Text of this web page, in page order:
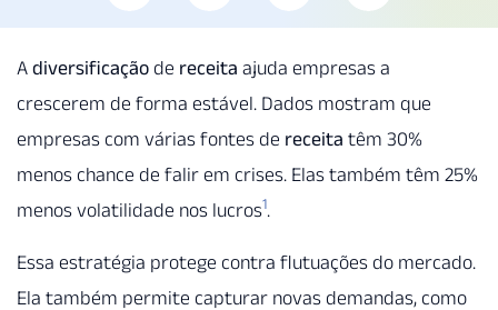
A diversificação de receita ajuda empresas a
crescerem de forma estável. Dados mostram que
empresas com várias fontes de receita têm 30%
menos chance de falir em crises. Elas também têm 25%
menos volatilidade nos lucros1.
Essa estratégia protege contra flutuações do mercado.
Ela também permite capturar novas demandas, como